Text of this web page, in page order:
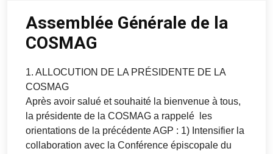
Assemblée Générale de la
COSMAG
1. ALLOCUTION DE LA PRÉSIDENTE DE LA
COSMAG
Après avoir salué et souhaité la bienvenue à tous,
la présidente de la COSMAG a rappelé les
orientations de la précédente AGP : 1) Intensifier la
collaboration avec la Conférence épiscopale du